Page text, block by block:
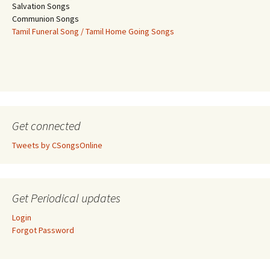
Salvation Songs
Communion Songs
Tamil Funeral Song / Tamil Home Going Songs
Get connected
Tweets by CSongsOnline
Get Periodical updates
Login
Forgot Password